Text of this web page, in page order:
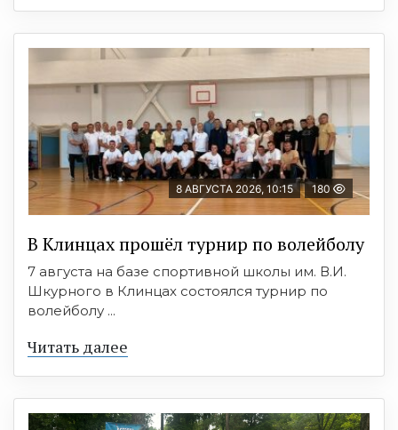
8 АВГУСТА 2026, 10:15 180
В Клинцах прошёл турнир по волейболу
7 августа на базе спортивной школы им. В.И.
Шкурного в Клинцах состоялся турнир по
волейболу ...
Читать далее